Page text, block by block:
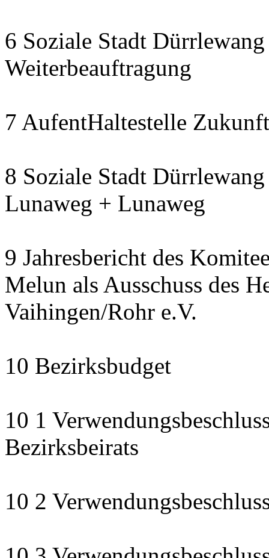
6 Soziale Stadt
Weiterbeauftragung
7 AufentHaltestelle
8 Soziale Stadt
Lunaweg + Lunaweg
9 Jahresbericht des
Melun als Ausschuss des
Vaihingen/Rohr e.V.
10 Bezirksbudget
10 1
Bezirksbeirats
10 2